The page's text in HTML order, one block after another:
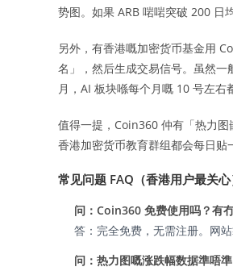
势图。如果 ARB 啱啱突破 200 日
另外，有香港嘅加密货币基金用
名」，然后生成交易信号。虽然
月，AI 板块喺每个月嘅 10 号左右
值得一提，Coin360 仲有「热力
香港加密货币教育群组都会每日贴
常见问题 FAQ（香港用户最关心
问：Coin360 免费使用吗？有
答：完全免费，无需注册。网
问：热力图嘅涨跌幅数据準唔